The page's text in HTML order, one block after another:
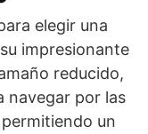
elegir una
impresionante
reducido,
navegar por las
un